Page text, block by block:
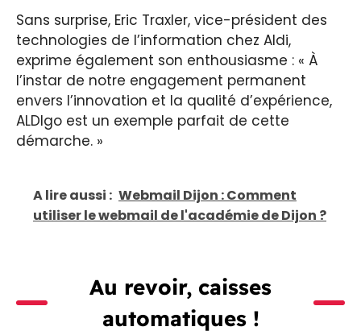
Sans surprise, Eric Traxler, vice-président des
technologies de l’information chez Aldi,
exprime également son enthousiasme : « À
l’instar de notre engagement permanent
envers l’innovation et la qualité d’expérience,
ALDIgo est un exemple parfait de cette
démarche. »
A lire aussi : Webmail Dijon : Comment
utiliser le webmail de l'académie de Dijon ?
Au revoir, caisses
automatiques !